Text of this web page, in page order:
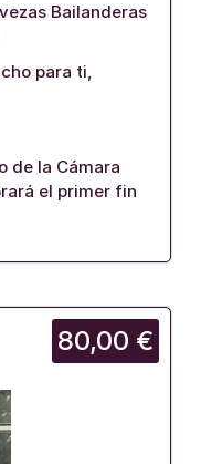
Bailanderas
para ti,
de la Cámara
el primer fin
80,00 €